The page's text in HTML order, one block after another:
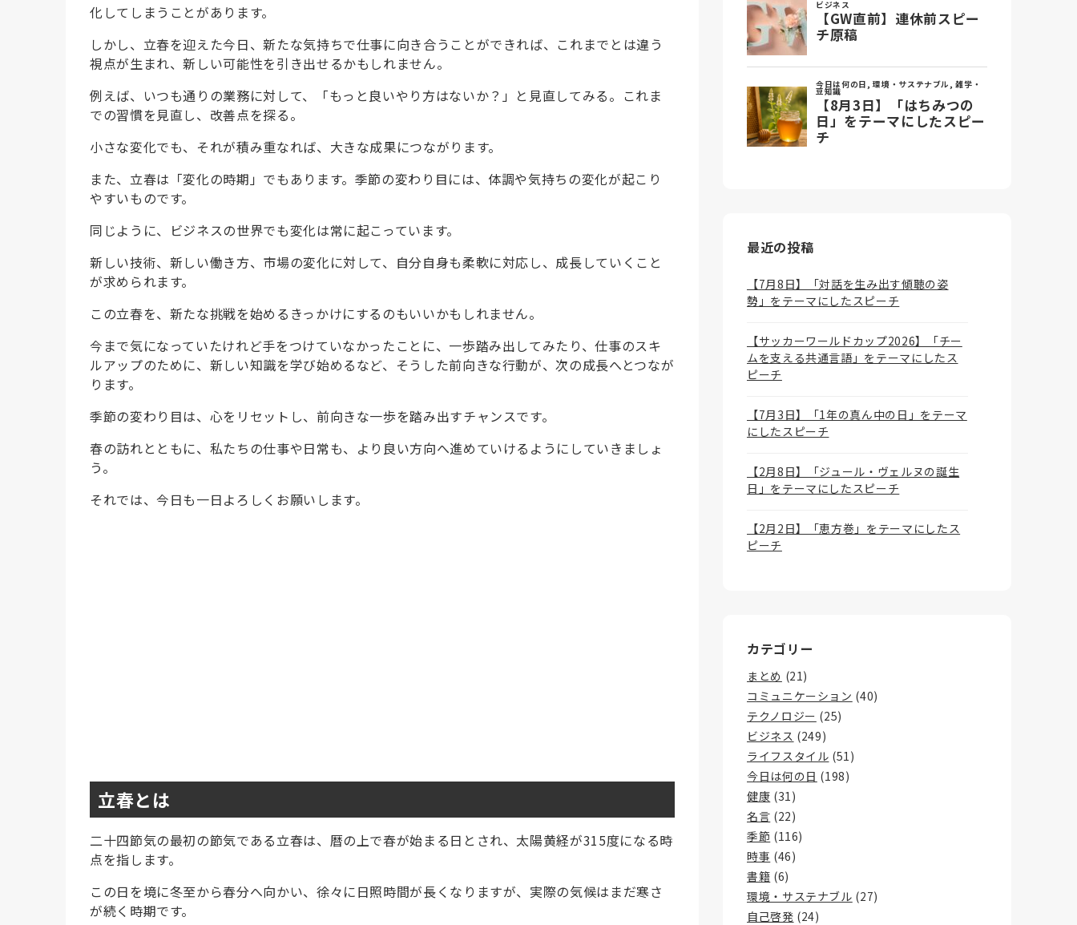
化してしまうことがあります。
しかし、立春を迎えた今日、新たな気持ちで仕事に向き合うことができれば、これまでとは違う
視点が生まれ、新しい可能性を引き出せるかもしれません。
例えば、いつも通りの業務に対して、「もっと良いやり方はないか？」と見直してみる。これま
での習慣を見直し、改善点を探る。
小さな変化でも、それが積み重なれば、大きな成果につながります。
また、立春は「変化の時期」でもあります。季節の変わり目には、体調や気持ちの変化が起こり
やすいものです。
同じように、ビジネスの世界でも変化は常に起こっています。
新しい技術、新しい働き方、市場の変化に対して、自分自身も柔軟に対応し、成長していくこと
が求められます。
この立春を、新たな挑戦を始めるきっかけにするのもいいかもしれません。
今まで気になっていたけれど手をつけていなかったことに、一歩踏み出してみたり、仕事のスキ
ルアップのために、新しい知識を学び始めるなど、そうした前向きな行動が、次の成長へとつなが
ります。
季節の変わり目は、心をリセットし、前向きな一歩を踏み出すチャンスです。
春の訪れとともに、私たちの仕事や日常も、より良い方向へ進めていけるようにしていきましょ
う。
それでは、今日も一日よろしくお願いします。
立春とは
二十四節気の最初の節気である立春は、暦の上で春が始まる日とされ、太陽黄経が315度になる時
点を指します。
この日を境に冬至から春分へ向かい、徐々に日照時間が長くなりますが、実際の気候はまだ寒さ
が続く時期です。
最近の投稿
【7月8日】「対話を生み出す傾聴の姿
勢」をテーマにしたスピーチ
【サッカーワールドカップ2026】「チー
ムを支える共通言語」をテーマにしたス
ピーチ
【7月3日】「1年の真ん中の日」をテーマ
にしたスピーチ
【2月8日】「ジュール・ヴェルヌの誕生
日」をテーマにしたスピーチ
【2月2日】「恵方巻」をテーマにしたス
ピーチ
カテゴリー
まとめ (21)
コミュニケーション (40)
テクノロジー (25)
ビジネス (249)
ライフスタイル (51)
今日は何の日 (198)
健康 (31)
名言 (22)
季節 (116)
時事 (46)
書籍 (6)
環境・サステナブル (27)
自己啓発 (24)